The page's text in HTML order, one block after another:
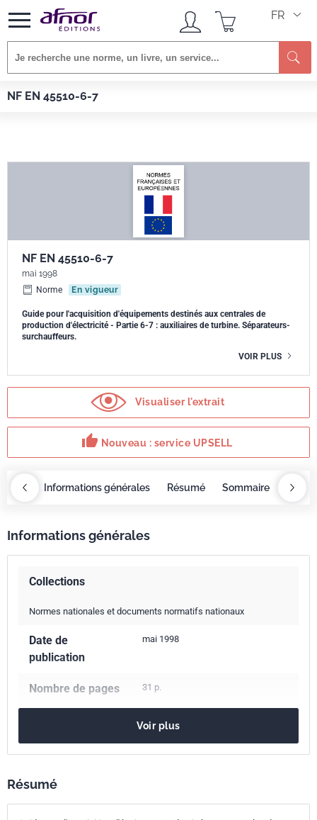
FR
NF EN 45510-6-7
Afnor EDITIONS Normes
NF EN 45510-6-7
mai 1998
Norme
En vigueur
Guide pour l'acquisition d'équipements destinés aux centrales de
production d'électricité - Partie 6-7 : auxiliaires de turbine. Séparateurs-
surchauffeurs.
VOIR PLUS
Visualiser l'extrait
thumb_up Nouveau : service UPSELL
Informations générales Résumé Sommaire
Informations générales
Collections
Normes nationales et documents normatifs nationaux
Date de
publication
mai 1998
Nombre de pages 31 p.
Codes ICS
03.100.10
Voir plus
Résumé